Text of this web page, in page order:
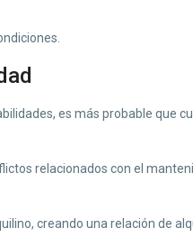
es más probable que
relacionados con el
creando una relación de